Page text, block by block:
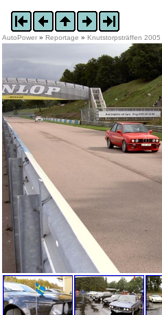
AutoPower » Reportage » Knutstorpsträffen 2005